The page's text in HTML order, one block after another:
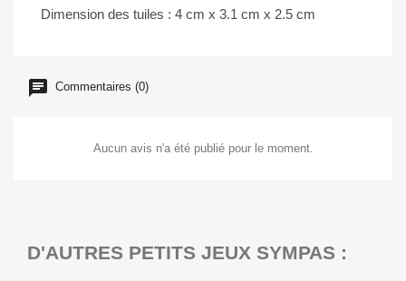
Dimension des tuiles : 4 cm x 3.1 cm x 2.5 cm
Commentaires (0)
Aucun avis n'a été publié pour le moment.
D'AUTRES PETITS JEUX SYMPAS :